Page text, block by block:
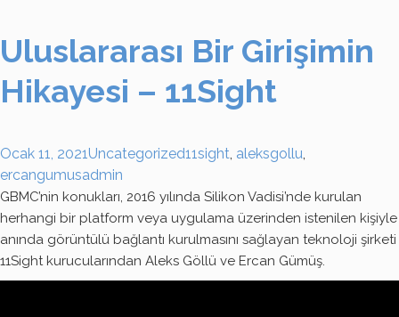
Uluslararası Bir Girişimin
Hikayesi – 11Sight
Ocak 11, 2021Uncategorized11sight, aleksgollu,
ercangumusadmin
GBMC’nin konukları, 2016 yılında Silikon Vadisi’nde kurulan
herhangi bir platform veya uygulama üzerinden istenilen kişiyle
anında görüntülü bağlantı kurulmasını sağlayan teknoloji şirketi
11Sight kurucularından Aleks Göllü ve Ercan Gümüş.